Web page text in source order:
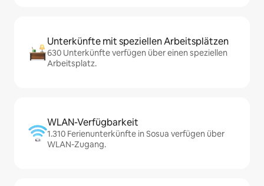
Unterkünfte mit speziellen Arbeitsplätzen
630 Unterkünfte verfügen über einen speziellen
Arbeitsplatz.
WLAN-Verfügbarkeit
1.310 Ferienunterkünfte in Sosua verfügen über
WLAN-Zugang.